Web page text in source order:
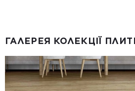
ГАЛЕРЕЯ КОЛЕКЦІЇ